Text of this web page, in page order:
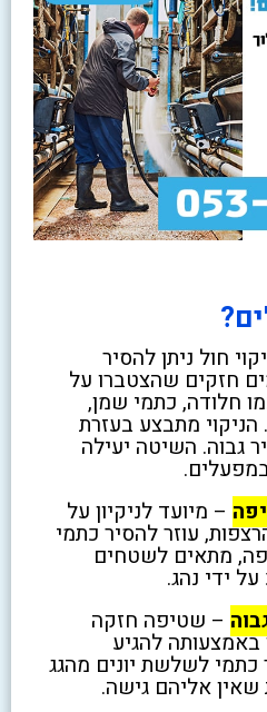
חול ניתן להסיר
חזקים שהצטברו על
חלודה, כתמי שמן,
מתבצע בעזרת
גבוה. השיטה יעילה
במפעלים.
– מיועד לניקיון על
עוזר להסיר כתמי
מתאים לשטחים
ידי נהג.
– שטיפה חזקה
באמצעותה להגיע
כתמי לשלשת יונים מהגג
אליהם גישה.